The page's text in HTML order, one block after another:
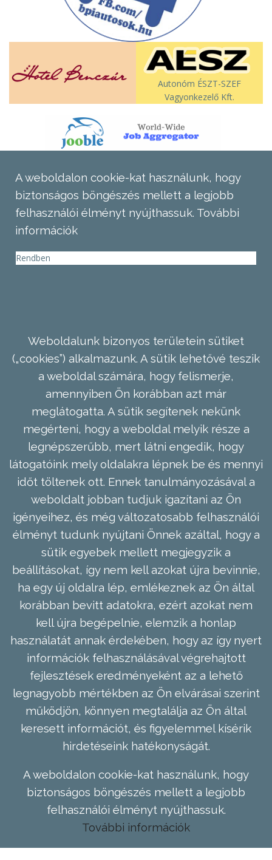
Autonóm ÉSZT-SZEF
Vagyonkezelő Kft.
A weboldalon cookie-kat használunk, hogy
biztonságos böngészés mellett a legjobb
felhasználói élményt nyújthassuk. További
információk
Rendben
Weboldalunk bizonyos területein sütiket
(„cookies”) alkalmazunk. A sütik lehetővé teszik
a weboldal számára, hogy felismerje,
amennyiben Ön korábban azt már
meglátogatta. A sütik segítenek nekünk
megérteni, hogy a weboldal melyik része a
legnépszerűbb, mert látni engedik, hogy
látogatóink mely oldalakra lépnek be és mennyi
időt töltenek ott. Ennek tanulmányozásával a
weboldalt jobban tudjuk igazítani az Ön
igényeihez, és még változatosabb felhasználói
élményt tudunk nyújtani Önnek azáltal, hogy a
sütik egyebek mellett megjegyzik a
beállításokat, így nem kell azokat újra bevinnie,
ha egy új oldalra lép, emlékeznek az Ön által
korábban bevitt adatokra, ezért azokat nem
kell újra begépelnie, elemzik a honlap
használatát annak érdekében, hogy az így nyert
információk felhasználásával végrehajtott
fejlesztések eredményeként az a lehető
legnagyobb mértékben az Ön elvárásai szerint
működjön, könnyen megtalálja az Ön által
keresett információt, és figyelemmel kísérik
hirdetéseink hatékonyságát.
A weboldalon cookie-kat használunk, hogy
biztonságos böngészés mellett a legjobb
felhasználói élményt nyújthassuk.
További információk